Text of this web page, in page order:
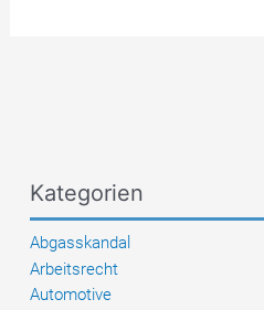
Kategorien
Abgasskandal
Arbeitsrecht
Automotive